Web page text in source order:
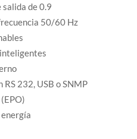
de 0.9
50/60 Hz
232, USB o SNMP